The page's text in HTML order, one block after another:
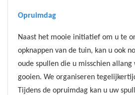
Opruimdag
Naast het mooie initiatief om u te
opknappen van de tuin, kan u ook
oude spullen die u misschien
gooien. We organiseren
Tijdens de opruimdag kan u uw